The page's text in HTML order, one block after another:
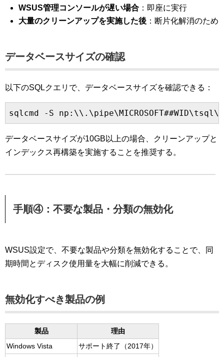
WSUS管理コンソールが遅い場合 ：即座に実行
大量のクリーンアップを実施した後 ：断片化解消のため
データベースサイズの確認
以下のSQLクエリで、データベースサイズを確認できる：
データベースサイズが10GB以上の場合、クリーンアップと
インデックス再構築を実施することを推奨する。
手順④：不要な製品・分類の無効化
WSUS設定で、不要な製品や分類を無効化することで、同
期時間とディスク使用量を大幅に削減できる。
無効化すべき製品の例
製品
理由
Windows Vista
サポート終了（2017年）